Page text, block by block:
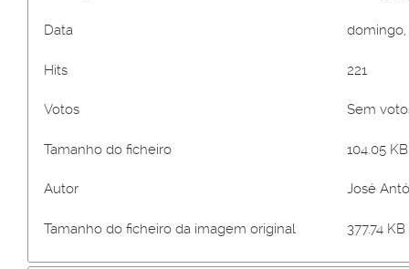
Data domingo,
Hits 221
Votos Sem
Tamanho do ficheiro 104.05
Autor José
Tamanho do ficheiro da imagem original 377.74